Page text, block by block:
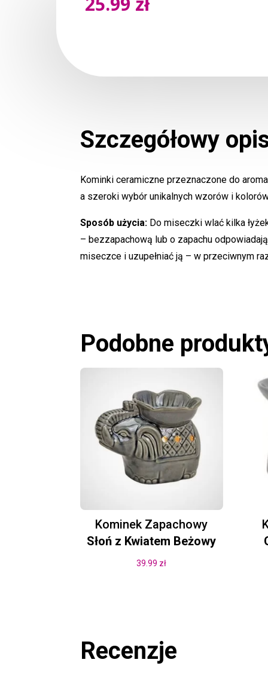
Szczegółowy
Kominki ceramiczne przeznaczone do
a szeroki wybór unikalnych wzorów i
Sposób użycia: Do miseczki wlać kilka
– bezzapachową lub o zapachu
miseczce i uzupełniać ją – w przeciwnym
Podobne
Kominek Zapachowy
Słoń z Kwiatem Beżowy
39.99 zł
Recenzje